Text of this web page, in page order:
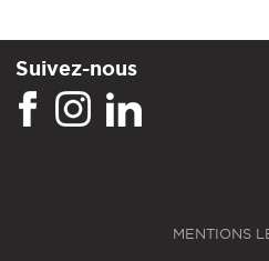
Suivez-nous
MENTIONS